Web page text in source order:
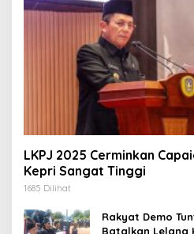
LKPJ 2025 Cerminkan
Kepri Sangat Tinggi
1685 Dilihat
Rakyat Demo
Batalkan Lelang